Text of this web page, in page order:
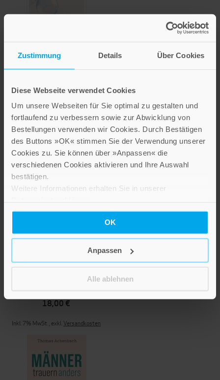
Zustimmung Details Über Cookies
Diese Webseite verwendet Cookies
Um unsere Webseiten für Sie optimal zu gestalten und
fortlaufend zu verbessern sowie zur Abwicklung von
Bestellungen verwenden wir Cookies. Durch Bestätigen
des Buttons »OK« stimmen Sie der Verwendung unserer
Cookies zu. Sie können über »Anpassen« die
verschiedenen Cookies aktivieren und Ihre Auswahl
bestätigen.
Weitere Informationen erhalten Sie in unserer
OK
Anpassen
Alle ablehnen
Plötzlich steht die Welt
still
22,00 €
Inkl. 7% MwSt. exkl. Versandkosten
Es wird wieder schön,
18,00 €
Inkl. 7% MwSt.,exkl.Versandkosten